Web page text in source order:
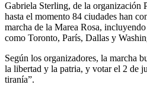
Gabriela Sterling, de la organización
hasta el momento 84 ciudades han
marcha de la Marea Rosa,
como Toronto, París, Dallas y
Según los organizadores, la marcha
la libertad y la patria, y votar el 2 de
tiranía”.